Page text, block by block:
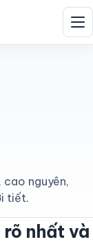
cao nguyên,
tiết.
rõ nhất và